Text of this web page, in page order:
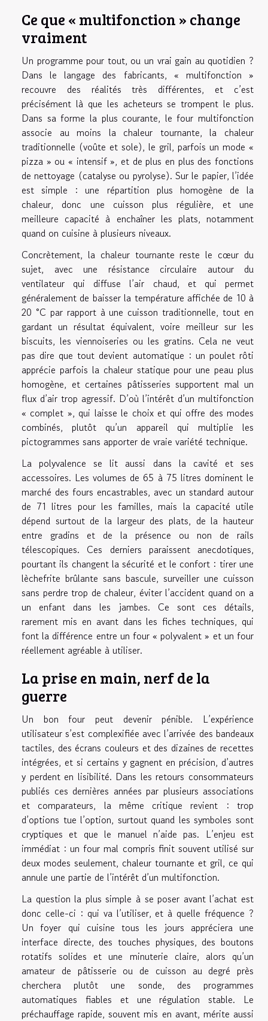
Ce que « multifonction » change
vraiment
Un programme pour tout, ou un vrai gain au quotidien ?
Dans le langage des fabricants, « multifonction »
recouvre des réalités très différentes, et c’est
précisément là que les acheteurs se trompent le plus.
Dans sa forme la plus courante, le four multifonction
associe au moins la chaleur tournante, la chaleur
traditionnelle (voûte et sole), le gril, parfois un mode «
pizza » ou « intensif », et de plus en plus des fonctions
de nettoyage (catalyse ou pyrolyse). Sur le papier, l’idée
est simple : une répartition plus homogène de la
chaleur, donc une cuisson plus régulière, et une
meilleure capacité à enchaîner les plats, notamment
quand on cuisine à plusieurs niveaux.
Concrètement, la chaleur tournante reste le cœur du
sujet, avec une résistance circulaire autour du
ventilateur qui diffuse l’air chaud, et qui permet
généralement de baisser la température affichée de 10 à
20 °C par rapport à une cuisson traditionnelle, tout en
gardant un résultat équivalent, voire meilleur sur les
biscuits, les viennoiseries ou les gratins. Cela ne veut
pas dire que tout devient automatique : un poulet rôti
apprécie parfois la chaleur statique pour une peau plus
homogène, et certaines pâtisseries supportent mal un
flux d’air trop agressif. D’où l’intérêt d’un multifonction
« complet », qui laisse le choix et qui offre des modes
combinés, plutôt qu’un appareil qui multiplie les
pictogrammes sans apporter de vraie variété technique.
La polyvalence se lit aussi dans la cavité et ses
accessoires. Les volumes de 65 à 75 litres dominent le
marché des fours encastrables, avec un standard autour
de 71 litres pour les familles, mais la capacité utile
dépend surtout de la largeur des plats, de la hauteur
entre gradins et de la présence ou non de rails
télescopiques. Ces derniers paraissent anecdotiques,
pourtant ils changent la sécurité et le confort : tirer une
lèchefrite brûlante sans bascule, surveiller une cuisson
sans perdre trop de chaleur, éviter l’accident quand on a
un enfant dans les jambes. Ce sont ces détails,
rarement mis en avant dans les fiches techniques, qui
font la différence entre un four « polyvalent » et un four
réellement agréable à utiliser.
La prise en main, nerf de la
guerre
Un bon four peut devenir pénible. L’expérience
utilisateur s’est complexifiée avec l’arrivée des bandeaux
tactiles, des écrans couleurs et des dizaines de recettes
intégrées, et si certains y gagnent en précision, d’autres
y perdent en lisibilité. Dans les retours consommateurs
publiés ces dernières années par plusieurs associations
et comparateurs, la même critique revient : trop
d’options tue l’option, surtout quand les symboles sont
cryptiques et que le manuel n’aide pas. L’enjeu est
immédiat : un four mal compris finit souvent utilisé sur
deux modes seulement, chaleur tournante et gril, ce qui
annule une partie de l’intérêt d’un multifonction.
La question la plus simple à se poser avant l’achat est
donc celle-ci : qui va l’utiliser, et à quelle fréquence ?
Un foyer qui cuisine tous les jours appréciera une
interface directe, des touches physiques, des boutons
rotatifs solides et une minuterie claire, alors qu’un
amateur de pâtisserie ou de cuisson au degré près
cherchera plutôt une sonde, des programmes
automatiques fiables et une régulation stable. Le
préchauffage rapide, souvent mis en avant, mérite aussi